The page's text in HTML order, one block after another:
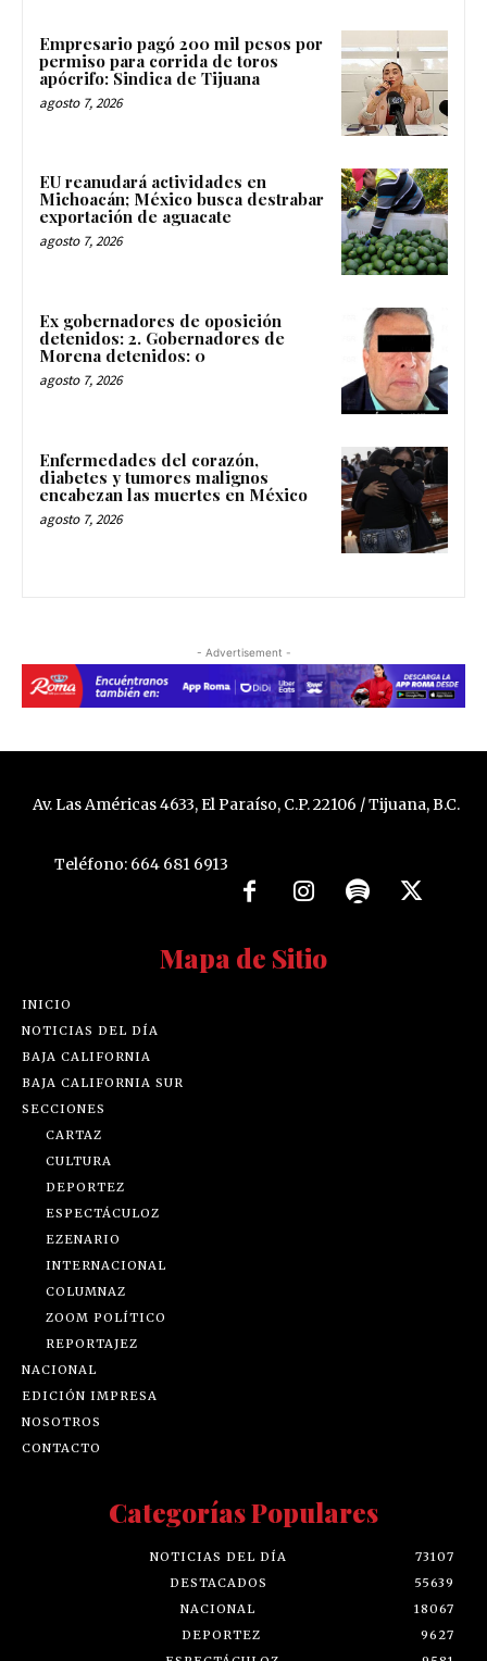
Empresario pagó 200 mil pesos por
permiso para corrida de toros
apócrifo: Sindica de Tijuana
agosto 7, 2026
EU reanudará actividades en
Michoacán; México busca destrabar
exportación de aguacate
agosto 7, 2026
Ex gobernadores de oposición
detenidos: 2. Gobernadores de
Morena detenidos: 0
agosto 7, 2026
Enfermedades del corazón,
diabetes y tumores malignos
encabezan las muertes en México
agosto 7, 2026
- Advertisement -
Av. Las Américas 4633, El Paraíso, C.P. 22106 / Tijuana, B.C.
Teléfono: 664 681 6913
Mapa de Sitio
INICIO
NOTICIAS DEL DÍA
BAJA CALIFORNIA
BAJA CALIFORNIA SUR
SECCIONES
CARTAZ
CULTURA
DEPORTEZ
ESPECTÁCULOZ
EZENARIO
INTERNACIONAL
COLUMNAZ
ZOOM POLÍTICO
REPORTAJEZ
NACIONAL
EDICIÓN IMPRESA
NOSOTROS
CONTACTO
Categorías Populares
NOTICIAS DEL DÍA
73107
DESTACADOS
55639
NACIONAL
18067
DEPORTEZ
9627